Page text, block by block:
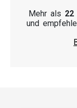
Mehr als 22
und